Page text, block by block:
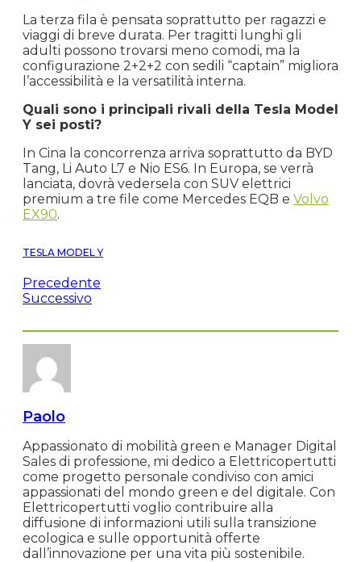
La terza fila è pensata soprattutto per ragazzi e
viaggi di breve durata. Per tragitti lunghi gli
adulti possono trovarsi meno comodi, ma la
configurazione 2+2+2 con sedili “captain” migliora
l’accessibilità e la versatilità interna.
Quali sono i principali rivali della Tesla Model
Y sei posti?
In Cina la concorrenza arriva soprattutto da BYD
Tang, Li Auto L7 e Nio ES6. In Europa, se verrà
lanciata, dovrà vedersela con SUV elettrici
premium a tre file come Mercedes EQB e Volvo
EX90.
TESLA MODEL Y
Precedente
Successivo
Paolo
Appassionato di mobilità green e Manager Digital
Sales di professione, mi dedico a Elettricopertutti
come progetto personale condiviso con amici
appassionati del mondo green e del digitale. Con
Elettricopertutti voglio contribuire alla
diffusione di informazioni utili sulla transizione
ecologica e sulle opportunità offerte
dall’innovazione per una vita più sostenibile.